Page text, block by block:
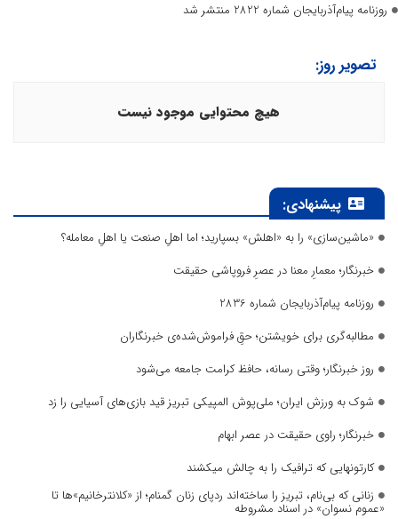
روزنامه پیام‌آذربایجان شماره 2822 منتشر شد
تصویر روز:
هیچ محتوایی موجود نیست
پیشنهادی:
«ماشین‌سازی» را به «اهلش» بسپارید؛ اما اهلِ صنعت یا اهلِ معامله؟
خبرنگار؛ معمارِ معنا در عصرِ فروپاشی حقیقت
روزنامه پیام‌آذربایجان شماره 2836
مطالبه‌گری برای خویشتن؛ حقِ فراموش‌شده‌ی خبرنگاران
روز خبرنگار؛ وقتی رسانه، حافظ کرامت جامعه می‌شود
شوک به ورزش ایران؛ ملی‌پوش المپیکی تبریز قید بازی‌های آسیایی را زد
خبرنگار؛ راوی حقیقت در عصر ابهام
کارتونهایی که ترافیک را به چالش میکشند
زنانی که بی‌نام، تبریز را ساخته‌اند ردپای زنان گمنام؛ از «کلانترخانیم»ها تا
«عموم نسوان» در اسناد مشروطه